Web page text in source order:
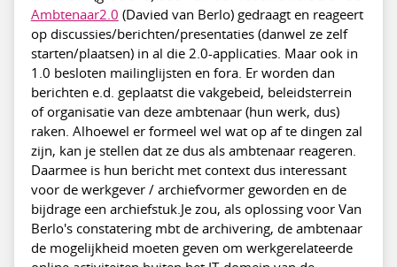
Ambtenaar2.0 (Davied van Berlo) gedraagt en reageert
op discussies/berichten/presentaties (danwel ze zelf
starten/plaatsen) in al die 2.0-applicaties. Maar ook in
1.0 besloten mailinglijsten en fora. Er worden dan
berichten e.d. geplaatst die vakgebeid, beleidsterrein
of organisatie van deze ambtenaar (hun werk, dus)
raken. Alhoewel er formeel wel wat op af te dingen zal
zijn, kan je stellen dat ze dus als ambtenaar reageren.
Daarmee is hun bericht met context dus interessant
voor de werkgever / archiefvormer geworden en de
bijdrage een archiefstuk.Je zou, als oplossing voor Van
Berlo's constatering mbt de archivering, de ambtenaar
de mogelijkheid moeten geven om werkgerelateerde